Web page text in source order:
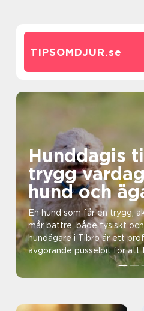
TIPSOMDJUR.se
Hunddagis
trygg
hund och
En hund som får en trygg,
mår bättre, både fysiskt
hundägare i Tibro är ett
avgörande pusselbit för att